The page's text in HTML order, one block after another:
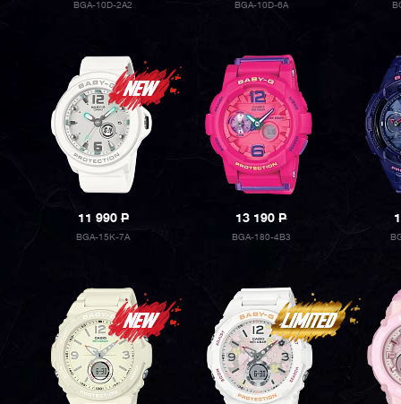
BGA-10D-2A2 BGA-10D-6A
11 990P
BGA-15K-7A
13 190P
BGA-180-4B3